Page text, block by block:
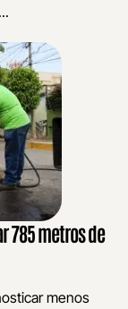
785 metros de
menos